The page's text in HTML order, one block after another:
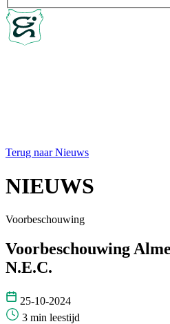
Terug naar Nieuws
NIEUWS
Voorbeschouwing
Voorbeschouwing
N.E.C.
25-10-2024
3 min leestijd